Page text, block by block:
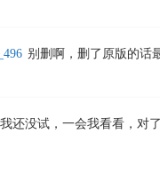
别删啊，删了原版的话
我还没试，一会我看看，对